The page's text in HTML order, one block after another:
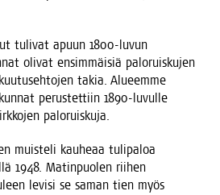
tuli­vat apuun 1800-luvun
oli­vat ensim­mäi­siä palo­ruis­ku­jen
takia. Alu­eem­me
perus­tet­tiin 1890-luvul­le
paloruiskuja.
muis­te­li kau­he­aa tuli­pa­loa
1948. Matin­puo­len rii­hen
levi­si se saman tien myös